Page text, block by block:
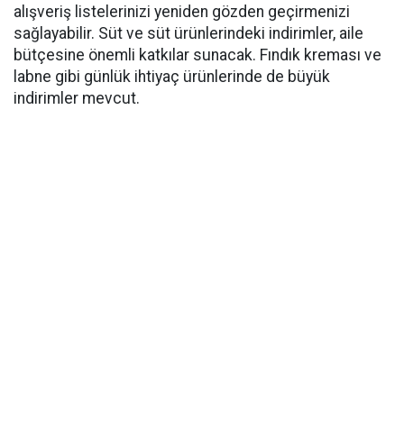
alışveriş listelerinizi yeniden gözden geçirmenizi
sağlayabilir. Süt ve süt ürünlerindeki indirimler, aile
bütçesine önemli katkılar sunacak. Fındık kreması ve
labne gibi günlük ihtiyaç ürünlerinde de büyük
indirimler mevcut.